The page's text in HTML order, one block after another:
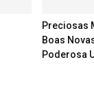
Preciosas
Boas
Poderosa